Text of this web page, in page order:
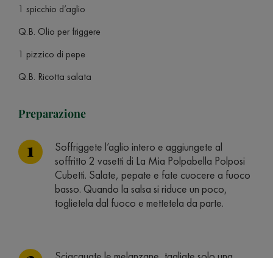
1 spicchio d’aglio
Q.B. Olio per friggere
1 pizzico di pepe
Q.B. Ricotta salata
Preparazione
Soffriggete l’aglio intero e aggiungete al
soffritto 2 vasetti di La Mia Polpabella Polposi
Cubetti. Salate, pepate e fate cuocere a fuoco
basso. Quando la salsa si riduce un poco,
toglietela dal fuoco e mettetela da parte.